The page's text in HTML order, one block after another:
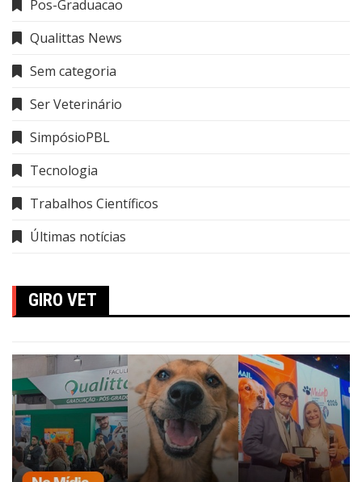
Pos-Graduacao
Qualittas News
Sem categoria
Ser Veterinário
SimpósioPBL
Tecnologia
Trabalhos Científicos
Últimas notícias
GIRO VET